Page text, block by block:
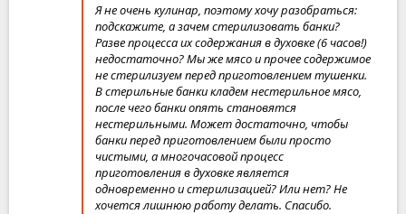
Я не очень кулинар, поэтому хочу разобраться:
подскажите, а зачем стерилизовать банки?
Разве процесса их содержания в духовке (6 часов!)
недостаточно? Мы же мясо и прочее содержимое
не стерилизуем перед приготовлением тушенки.
В стерильные банки кладем нестерильное мясо,
после чего банки опять становятся
нестерильными. Может достаточно, чтобы
банки перед приготовлением были просто
чистыми, а многочасовой процесс
приготовления в духовке является
одновременно и стерилизацией? Или нет? Не
хочется лишнюю работу делать. Спасибо.